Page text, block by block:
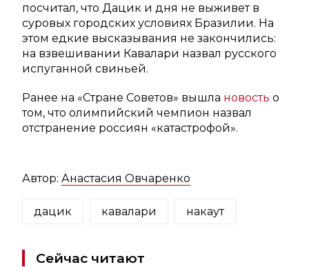
посчитал, что Дацик и дня не выживет в
суровых городских условиях Бразилии. На
этом едкие высказывания не закончились:
на взвешивании Кавалари назвал русского
испуганной свиньей.
Ранее на «Стране Советов» вышла новость о
том, что олимпийский чемпион назвал
отстранение россиян «катастрофой».
Автор: Анастасия Овчаренко
дацик кавалари накаут
Сейчас читают